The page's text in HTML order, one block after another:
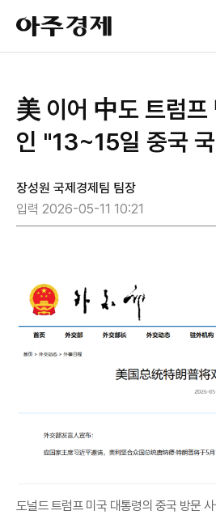
아
주
경
美 이어 中도 트럼프
인 "13~15일 중국
장성원 국제경제팀 팀장
입력 2026-05-11 10:21
도널드 트럼프 미국 대통령의 중국 방문